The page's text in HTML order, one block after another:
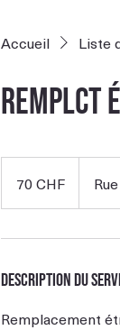
Accueil Liste
Remplct
suisses
70 CHF
Description du
Remplacement